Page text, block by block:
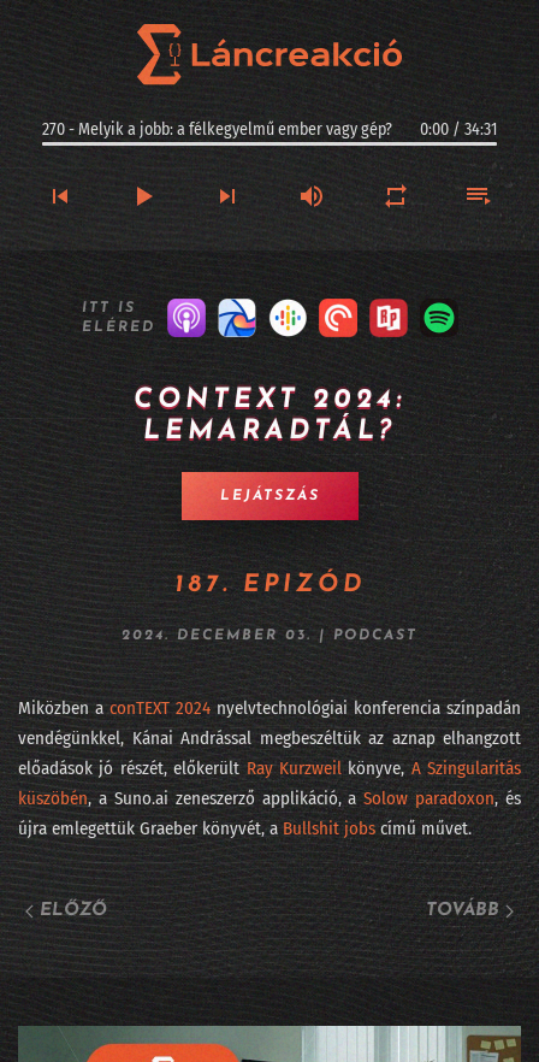
270 - Melyik a jobb: a félkegyelmű ember vagy gép? 0:00 /34:31
269 - Kis magyar szuverenitás: ez a Racka - II. rész
268 - Kis magyar szuverenitás: ez a Racka - I. rész
267 - Argentinában jogi személyiséget kaphatnak az AI-vezette cégek?
266 - Longevity, sőt halhatatlanság MI-alapokon
265 - A Twitter alapítója kitalált egy MI alapú céges szervezetet
264 - Fújhatja-e a pápa az AI morális passzátszelét?
263 - Kik rejtőznek az AI kilenc maszkja mögött?
262 - Lehet, hogy mégsem mennek csődbe a frontlaborok?
261 - Viszlát LLM, jönnek a világmodellek
260 - DataSTREAM 2026 - ha nem jöttél el
259 - Fehérgalléros vérfürdő elnapolva?
258 - Iparági vezetők az AI Hungary konferencián
257 - Sárkány ellen sárkányfű
#256 - Fekete hattyú, a statisztika réme
#255 - Százkilencvenkilenc pont hu
ITT IS
ELÉRED
CONTEXT 2024:
LEMARADTÁL?
LEJÁTSZÁS
187. EPIZÓD
2024. DECEMBER 03. | PODCAST
Miközben aconTEXT 2024 nyelvtechnológiai konferencia színpadán
vendégünkkel, Kánai Andrással megbeszéltük az aznap elhangzott
előadások jó részét, előkerült Ray Kurzweilkönyve,A Szingularitás
küszöbén, a Suno.ai zeneszerző applikáció, aSolow paradoxon, és
újra emlegettük Graeber könyvét, a Bullshit jobscímű művet.
ELŐZŐ TOVÁBB